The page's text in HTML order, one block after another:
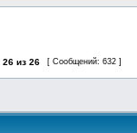
26 из 26 [ Сообщений: 632 ]